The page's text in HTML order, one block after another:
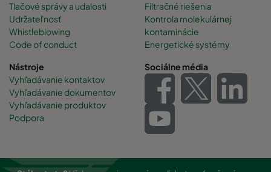
Tlačové správy a udalosti
Udržateľnosť
Whistleblowing
Code of conduct
Filtračné riešenia
Kontrola molekulárnej
kontaminácie
Energetické systémy
Nástroje
Vyhľadávanie kontaktov
Vyhľadávanie dokumentov
Vyhľadávanie produktov
Podpora
Sociálne média